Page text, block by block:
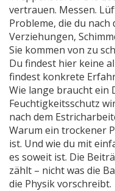
vertrauen. Messen.
Probleme, die du
Verziehungen,
Sie kommen von zu
Du findest hier keine
findest konkrete
Wie lange braucht ein
Feuchtigkeitsschutz
nach dem
Warum ein trockener
ist. Und wie du mit
es soweit ist. Die
zählt – nicht was die
die Physik vorschreibt.